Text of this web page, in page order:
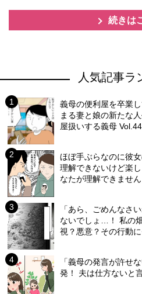
続きは
人気記事ラ
義母の便利屋を卒業
まる妻と娘の新たな
屋扱いする義母 Vol.44
ほぼ手ぶらなのに彼
理解できないけど楽
なたが理解できません
「あら、ごめんなさ
ないでしょ…！ 私の
視？悪意？その行動
「義母の発言が許せ
発！ 夫は仕方ないと